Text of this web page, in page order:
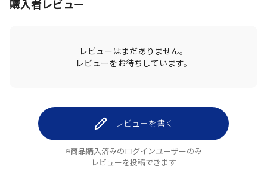
購入者レビュー
レビューはまだありません。
レビューをお待ちしています。
レビューを書く
※商品購入済みのログインユーザーのみ
レビューを投稿できます